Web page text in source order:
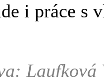
i práce s